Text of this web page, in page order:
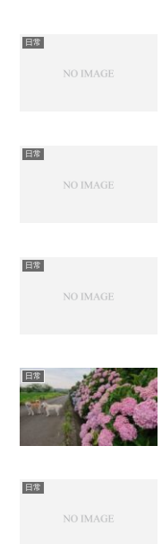
日常
日常
日常
日常
日常